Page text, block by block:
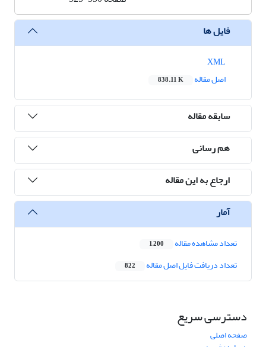
فایل ها
اصل مقاله
838.11 K
سابقه مقاله
هم رسانی
ارجاع به این مقاله
آمار
تعداد مشاهده مقاله 1,200
تعداد دریافت فایل اصل مقاله 822
دسترسی سریع
صفحه اصلی